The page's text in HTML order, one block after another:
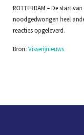
ROTTERDAM – De start
noodgedwongen heel
reacties opgeleverd.
Bron: Visserijnieuws